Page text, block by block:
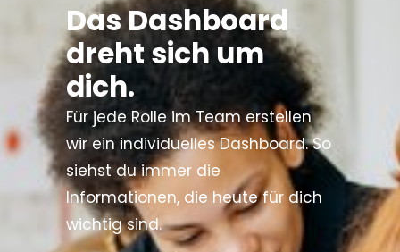
Das Dashboard
dreht sich um
dich.
Für jede Rolle im Team erstellen
wir ein individuelles Dashboard. So
siehst du immer die
Informationen, die heute für dich
wichtig sind.